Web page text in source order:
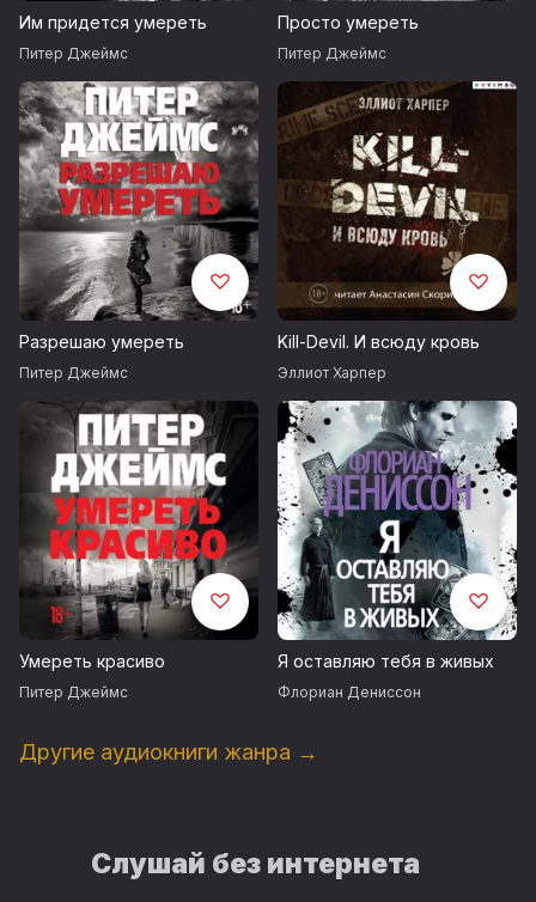
All rights reserved
© С. Б. Удалин, перевод, 2024
© Издание на русском языке, оформление.
ООО «Издательская Группа „Азбука-Аттикус“», 2024
Издательство Азбука®
Им придется умереть
Питер Джеймс
Просто умереть
Питер Джеймс
Разрешаю умереть
Питер Джеймс
Kill-Devil. И всюду кровь
Эллиот Харпер
Умереть красиво
Питер Джеймс
Я оставляю тебя в живых
Флориан Дениссон
Другие аудиокниги жанра →
Слушай без интернета